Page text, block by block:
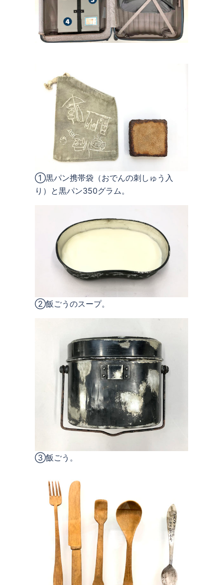
①黒パン携帯袋（おでんの刺しゅう入
り）と黒パン350グラム。
②飯ごうのスープ。
③飯ごう。